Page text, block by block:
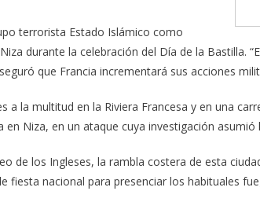
terrorista Estado Islámico como
durante la celebración del Día de la Bastilla.
que Francia incrementará sus acciones
a la multitud en la Riviera Francesa y en una
en Niza, en un ataque cuya investigación
de los Ingleses, la rambla costera de esta
fiesta nacional para presenciar los habituales